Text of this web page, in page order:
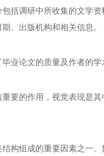
括调研中所收集的文学
、出版机构和相关信息。
业论文的质量及作者的
要的作用，视觉表现是
构组成的重要因素之一